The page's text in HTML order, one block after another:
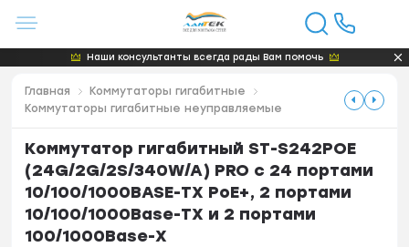
Наши консультанты всегда рады Вам помочь
Главная
Коммутаторы гигабитные
Коммутаторы гигабитные неуправляемые
Коммутатор гигабитный ST-S242POE
(24G/2G/2S/340W/A) PRO с 24 портами
10/100/1000BASE-TX PoE+, 2 портами
10/100/1000Base-TX и 2 портами
100/1000Base-X